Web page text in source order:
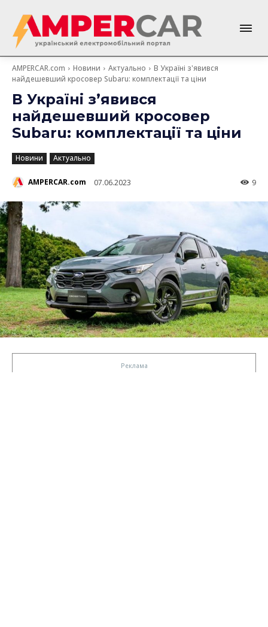
AMPERCAR.com Новини Актуально
В Україні з'явився
найдешевший кросовер Subaru: комплектації та ціни
В Україні з’явився
найдешевший кросовер
Subaru: комплектації та ціни
Новини Актуально
AMPERCAR.com 07.06.2023 9